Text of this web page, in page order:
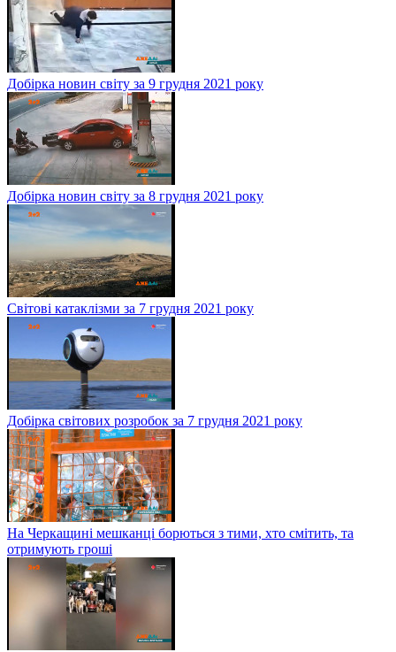
Добірка новин світу за 9 грудня 2021 року
Добірка новин світу за 8 грудня 2021 року
Світові катаклізми за 7 грудня 2021 року
Добірка світових розробок за 7 грудня 2021 року
На Черкащині мешканці борються з тими, хто смітить, та
отримують гроші